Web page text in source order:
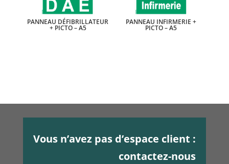
PANNEAU DÉFIBRILLATEUR
+ PICTO – A5
PANNEAU INFIRMERIE +
PICTO – A5
Vous n’avez pas d’espace client :
contactez-nous